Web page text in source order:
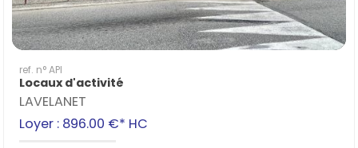
ref. n° API
Locaux d'activité
LAVELANET
Loyer : 896.00 €* HC